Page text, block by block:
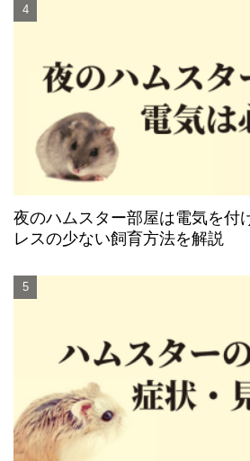
夜のハムスター部屋は電気を付
レスの少ない飼育方法を解説